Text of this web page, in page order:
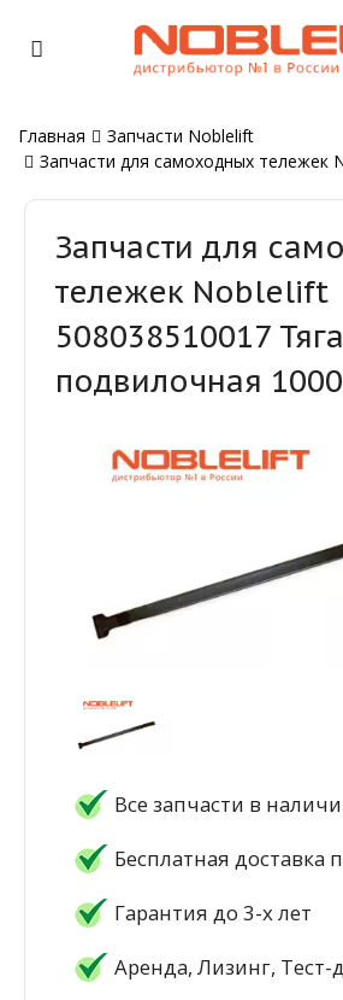
Главная
Запчасти Noblelift
Запчасти для самоходных тележек
Запчасти для
тележек Noblelift
508038510017 Тяга
подвилочная 1000
Все запчасти в
Бесплатная доставка
Гарантия до 3-х лет
Аренда, Лизинг, Тест-